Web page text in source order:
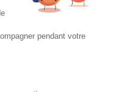
pendant votre